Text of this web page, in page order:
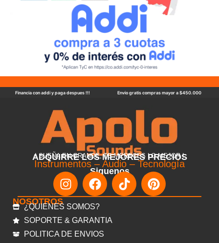
Financia con addi y paga despues !!! Envio gratis compras mayor a $450.000
ADQUIRRE LOS MEJORES PRECIOS
! SUEÑA EN GRANDE, TE MERECES LO MEJOR !
Instrumentos – Audio – Tecnología
Siguenos
NOSOTROS
¿QUIENES SOMOS?
SOPORTE & GARANTIA
POLITICA DE ENVIOS